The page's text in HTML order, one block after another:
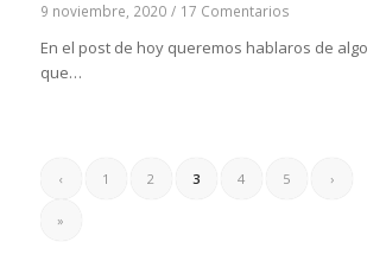
9 noviembre, 2020 / 17 Comentarios
En el post de hoy queremos hablaros de
que…
‹ 1 2 3 4 5 ›
»